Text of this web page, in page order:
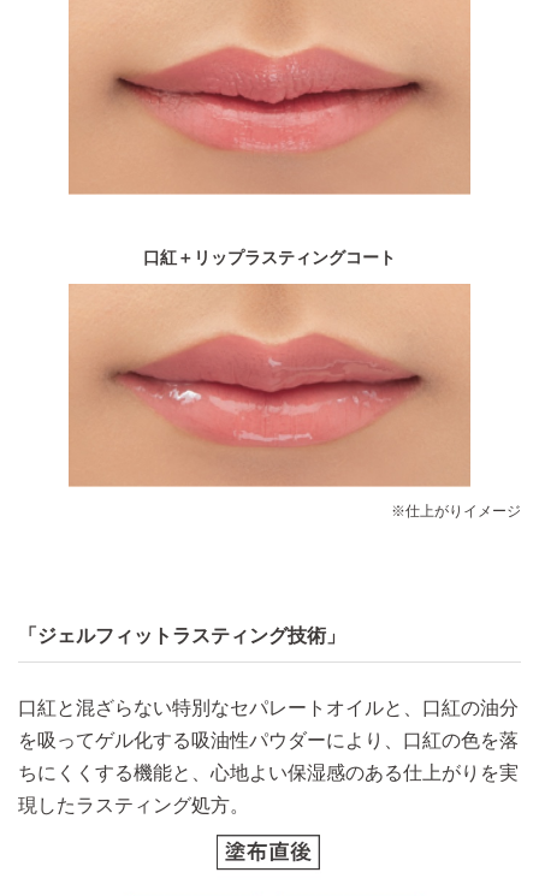
口紅＋リップラスティングコート
※仕上がりイメージ
「ジェルフィットラスティング技術」
口紅と混ざらない特別なセパレートオイルと、口紅の油分
を吸ってゲル化する吸油性パウダーにより、口紅の色を落
ちにくくする機能と、心地よい保湿感のある仕上がりを実
現したラスティング処方。